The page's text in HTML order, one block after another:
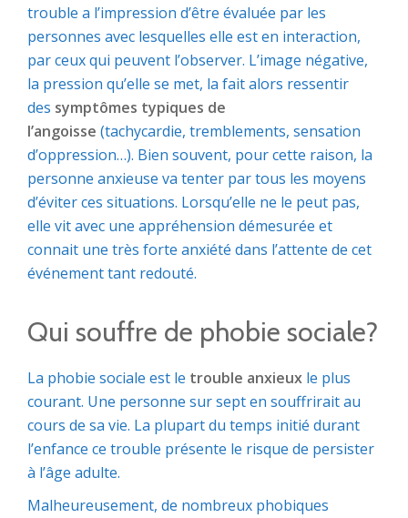
trouble a l’impression d’être évaluée par les
personnes avec lesquelles elle est en interaction,
par ceux qui peuvent l’observer. L’image négative,
la pression qu’elle se met, la fait alors ressentir
des symptômes typiques de
l’angoisse (tachycardie, tremblements, sensation
d’oppression…). Bien souvent, pour cette raison, la
personne anxieuse va tenter par tous les moyens
d’éviter ces situations. Lorsqu’elle ne le peut pas,
elle vit avec une appréhension démesurée et
connait une très forte anxiété dans l’attente de cet
événement tant redouté.
Qui souffre de phobie sociale?
La phobie sociale est le trouble anxieux le plus
courant. Une personne sur sept en souffrirait au
cours de sa vie. La plupart du temps initié durant
l’enfance ce trouble présente le risque de persister
à l’âge adulte.
Malheureusement, de nombreux phobiques